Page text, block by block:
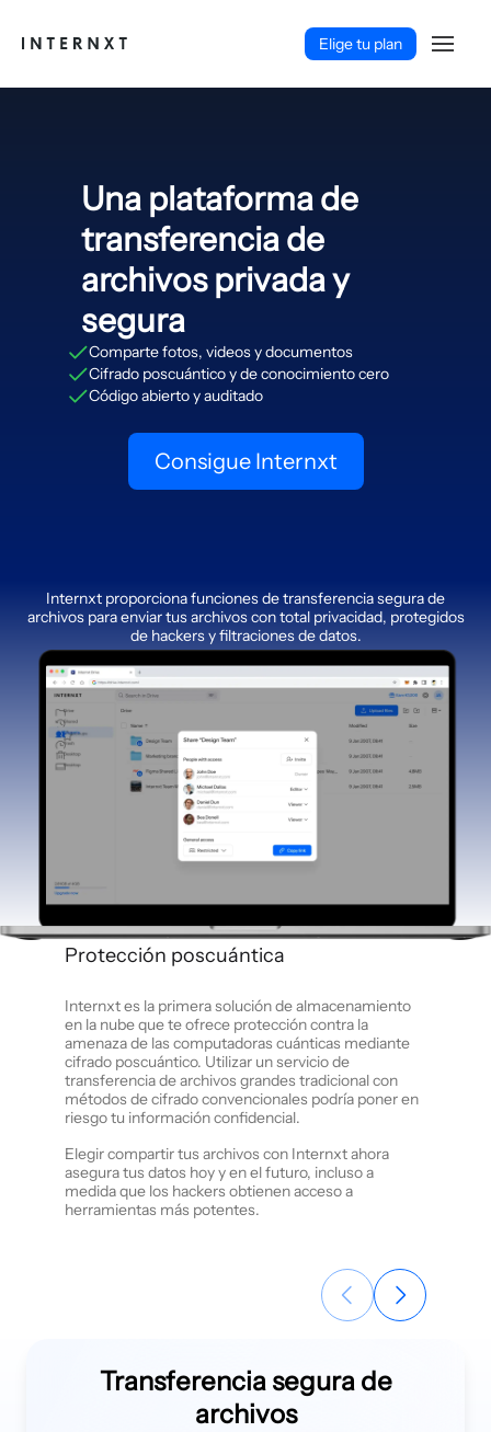
Elige tu plan
Una plataforma de
transferencia de
archivos privada y
segura
Comparte fotos, videos y documentos
Cifrado poscuántico y de conocimiento cero
Código abierto y auditado
Consigue Internxt
Internxt proporciona funciones de transferencia segura de
archivos para enviar tus archivos con total privacidad, protegidos
de hackers y filtraciones de datos.
Protección poscuántica
Internxt es la primera solución de almacenamiento
en la nube que te ofrece protección contra la
amenaza de las computadoras cuánticas mediante
cifrado poscuántico. Utilizar un servicio de
transferencia de archivos grandes tradicional con
métodos de cifrado convencionales podría poner en
riesgo tu información confidencial.
Elegir compartir tus archivos con Internxt ahora
asegura tus datos hoy y en el futuro, incluso a
medida que los hackers obtienen acceso a
herramientas más potentes.
Transferencia segura de
archivos